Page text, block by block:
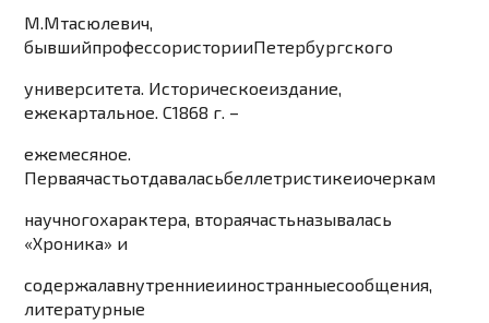
М.Мтасюлевич,
бывшийпрофессористорииПетербургского
университета. Историческоеиздание,
ежекартальное.С1868 г. –
ежемесяное.
Перваячастьотдаваласьбеллетристикеиочеркам
научногохарактера, втораячастьназывалась
«Хроника» и
содержалавнутренниеииностранныесообщения,
литературные